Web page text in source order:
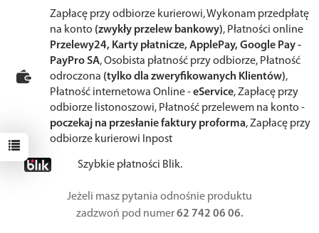
Zapłacę przy odbiorze kurierowi, Wykonam przedpłatę
na konto (zwykły przelew bankowy), Płatności online
Przelewy24, Karty płatnicze, ApplePay, Google Pay -
PayPro SA, Osobista płatność przy odbiorze, Płatność
odroczona (tylko dla zweryfikowanych Klientów),
Płatność internetowa Online -eService, Zapłacę przy
odbiorze listonoszowi, Płatność przelewem na konto -
poczekaj na przesłanie faktury proforma, Zapłacę przy
odbiorze kurierowi Inpost
Szybkie płatności Blik.
Jeżeli masz pytania odnośnie produktu
zadzwoń pod numer62 742 06 06.